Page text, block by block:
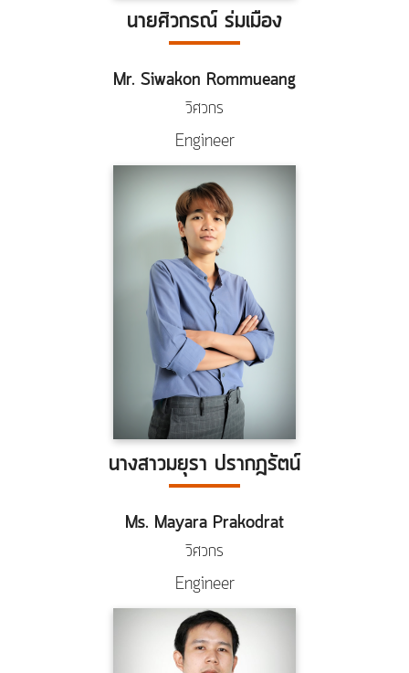
นายศิวกรณ์ ร่มเมือง
Mr. Siwakon Rommueang
วิศวกร
Engineer
นางสาวมยุรา ปรากฎรัตน์
Ms. Mayara Prakodrat
วิศวกร
Engineer